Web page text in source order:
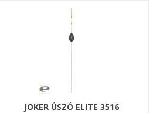
JOKER ÚSZÓ ELITE 3516